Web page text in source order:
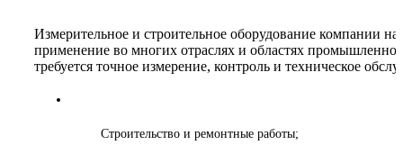
Измерительное и строительное оборудование компании
применение во многих отраслях и областях
требуется точное измерение, контроль и техническое
Строительство и ремонтные работы;